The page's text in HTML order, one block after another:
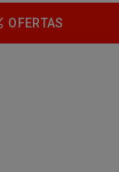
OFERTAS